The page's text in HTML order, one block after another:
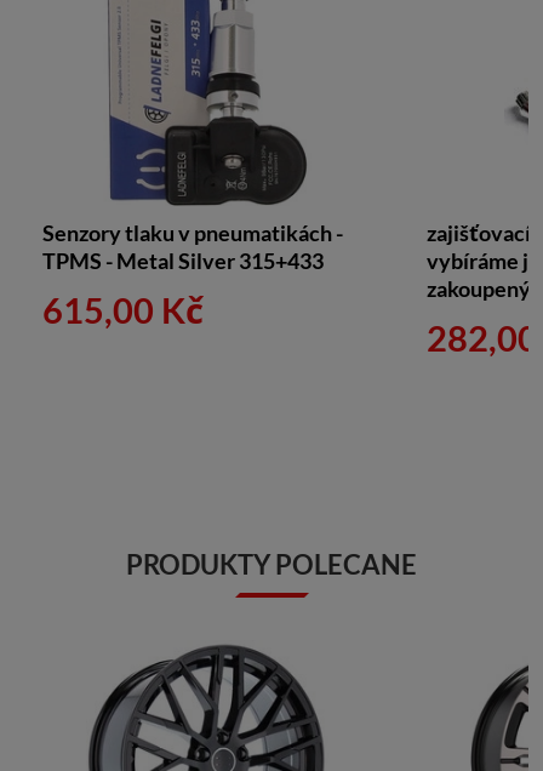
Senzory tlaku v pneumatikách -
TPMS - Metal Silver 315+433
615,00 Kč
zajišťovací
vybíráme
PRODUKTY POLECANE